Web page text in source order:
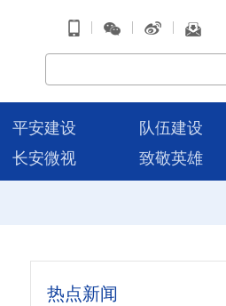
| | |
平安建设 队伍建设
长安微视 致敬英雄
热点新闻